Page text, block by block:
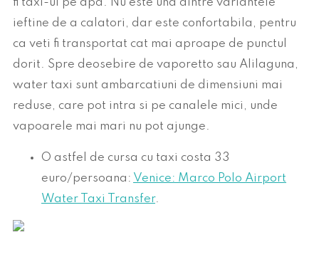
fi taxi-ul pe apa. Nu este una dintre variantele
ieftine de a calatori, dar este confortabila, pentru
ca veti fi transportat cat mai aproape de punctul
dorit. Spre deosebire de vaporetto sau Alilaguna,
water taxi sunt ambarcatiuni de dimensiuni mai
reduse, care pot intra si pe canalele mici, unde
vapoarele mai mari nu pot ajunge.
O astfel de cursa cu taxi costa 33
euro/persoana: Venice: Marco Polo Airport
Water Taxi Transfer.